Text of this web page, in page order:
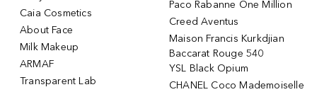
Caia Cosmetics
About Face
Milk Makeup
ARMAF
Transparent Lab
Paco Rabanne One Million
Creed Aventus
Maison Francis Kurkdjian
Baccarat Rouge 540
YSL Black Opium
CHANEL Coco Mademoiselle